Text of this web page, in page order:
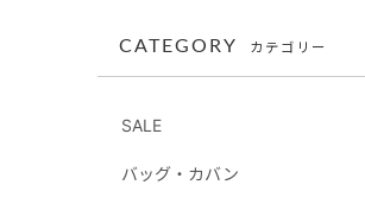
CATEGORY カテゴリー
SALE
バッグ・カバン